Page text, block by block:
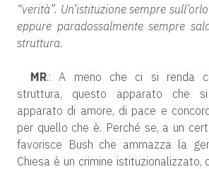
“verità”. Un’istituzione sempre
eppure paradossalmente sempre
struttura.
MR.: A meno che ci si renda
struttura, questo apparato che
apparato di amore, di pace e
per quello che è. Perché se, a un
favorisce Bush che ammazza la
Chiesa è un crimine istituzionalizzato,